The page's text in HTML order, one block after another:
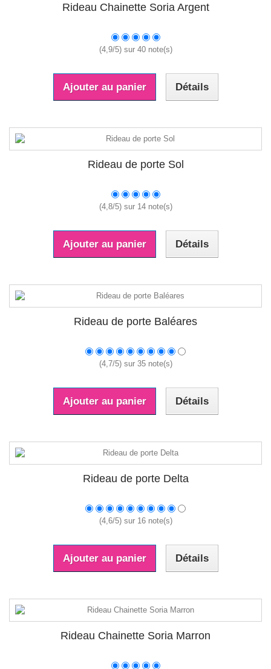
Rideau Chainette Soria Argent
(4,9/5) sur 40note(s)
Ajouter au panier Détails
Rideau de porte Sol
(4,8/5) sur 14note(s)
Ajouter au panier Détails
Rideau de porte Baléares
(4,7/5) sur 35note(s)
Ajouter au panier Détails
Rideau de porte Delta
(4,6/5) sur 16note(s)
Ajouter au panier Détails
Rideau Chainette Soria Marron